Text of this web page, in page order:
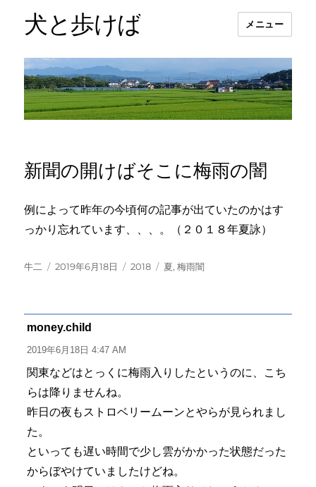
犬と歩けば メニュー
新聞の開けばそこに梅雨の闇
例によって昨年の今頃何の記事が出ていたのかはす
っかり忘れています、、、。（２０１８年夏詠）
投
牛二
投
2019年6月18日
カ
2018
タ
夏,梅雨闇
money.child
り:
2019年6月18日 4:47 AM
関東などはとっくに梅雨入りしたというのに、こち
らは降りませんね。
昨日の夜もストロベリームーンとやらが見られまし
た。
といっても遅い時間で少し雲がかかった状態だった
からぼやけていましたけどね。